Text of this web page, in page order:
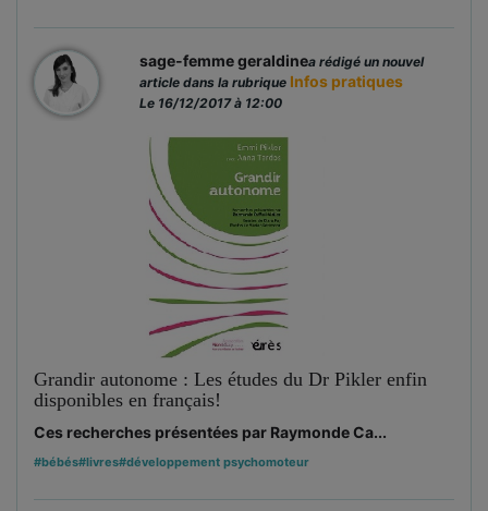
sage-femme geraldinea rédigé un nouvel
article dans la rubrique Infos pratiques
Le 16/12/2017 à 12:00
Grandir autonome : Les études du Dr Pikler enfin
disponibles en français!
Ces recherches présentées par Raymonde Ca...
#bébés#livres#développement psychomoteur